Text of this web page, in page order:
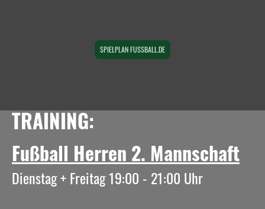
SPIELPLAN FUSSBALL.DE
TRAINING:
Fußball Herren 2. Mannschaft
Dienstag + Freitag 19:00 - 21:00 Uhr